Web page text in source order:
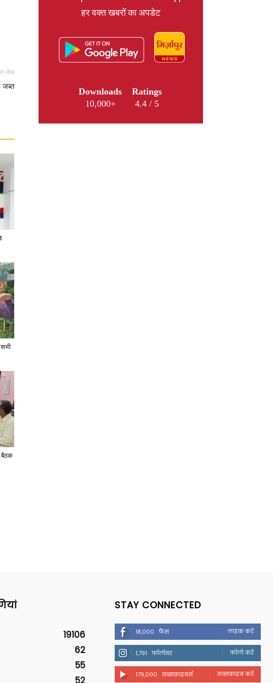
लेख
जब्त
बैठक
हर वक्त खबरों का अपडेट
Downloads
10,000+
Ratings
4.4 / 5
19106
62
55
52
STAY CONNECTED
18,000 फैंस लाइक करें
1,791 फॉलोवर फॉलो करें
179,000 सब्सक्राइबर्स सब्सक्राइब करें